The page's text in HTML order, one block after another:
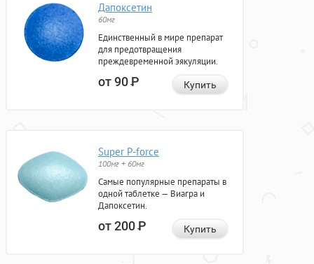
Дапоксетин
60мг
Единственный в мире препарат
для предотвращения
преждевременной эякуляции.
от 90Р Купить
Super P-force
100мг + 60мг
Самые популярные препараты в
одной таблетке — Виагра и
Дапоксетин.
от 200Р Купить